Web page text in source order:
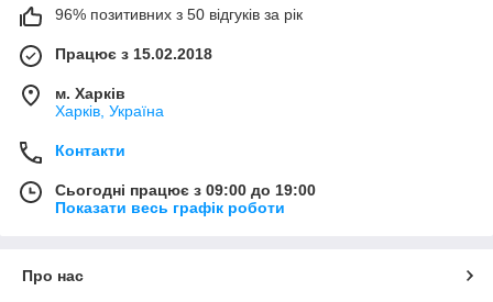
96% позитивних з 50 відгуків за рік
Працює з 15.02.2018
м. Харків
Харків, Україна
Контакти
Сьогодні працює з 09:00 до 19:00
Показати весь графік роботи
Про нас